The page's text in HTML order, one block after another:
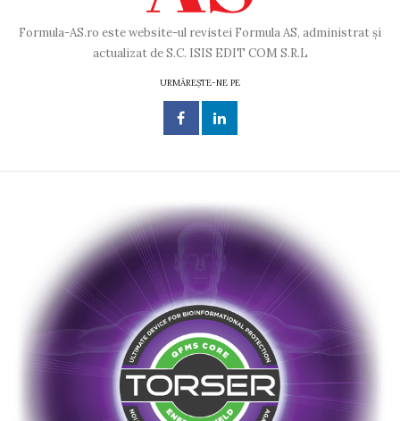
Formula-AS.ro este website-ul revistei Formula AS, administrat și
actualizat de S.C. ISIS EDIT COM S.R.L
URMĂREȘTE-NE PE